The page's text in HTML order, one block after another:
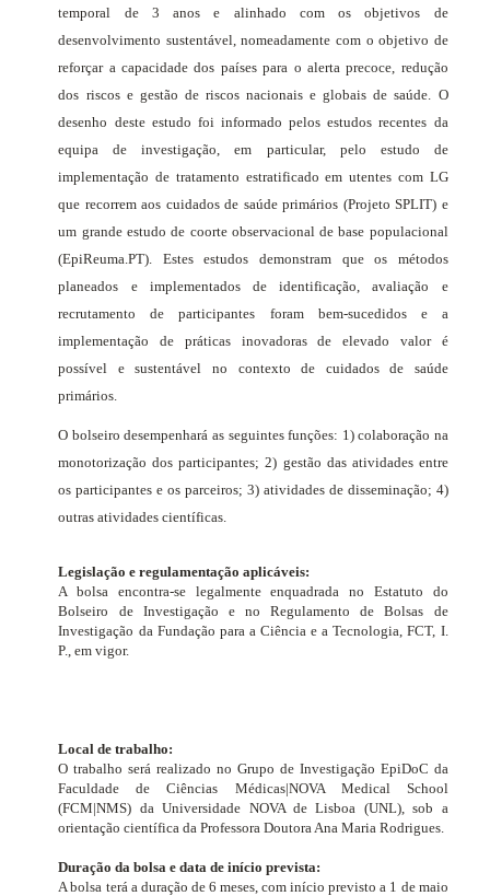
temporal de 3 anos e alinhado com os objetivos de
desenvolvimento sustentável, nomeadamente com o objetivo de
reforçar a capacidade dos países para o alerta precoce, redução
dos riscos e gestão de riscos nacionais e globais de saúde. O
desenho deste estudo foi informado pelos estudos recentes da
equipa de investigação, em particular, pelo estudo de
implementação de tratamento estratificado em utentes com LG
que recorrem aos cuidados de saúde primários (Projeto SPLIT) e
um grande estudo de coorte observacional de base populacional
(EpiReuma.PT). Estes estudos demonstram que os métodos
planeados e implementados de identificação, avaliação e
recrutamento de participantes foram bem-sucedidos e a
implementação de práticas inovadoras de elevado valor é
possível e sustentável no contexto de cuidados de saúde
primários.
O bolseiro desempenhará as seguintes funções: 1) colaboração na
monotorização dos participantes; 2) gestão das atividades entre
os participantes e os parceiros; 3) atividades de disseminação; 4)
outras atividades científicas.
Legislação e regulamentação aplicáveis:
A bolsa encontra-se legalmente enquadrada no Estatuto do
Bolseiro de Investigação e no Regulamento de Bolsas de
Investigação da Fundação para a Ciência e a Tecnologia, FCT, I.
P., em vigor.
Local de trabalho:
O trabalho será realizado no Grupo de Investigação EpiDoC da
Faculdade de Ciências Médicas|NOVA Medical School
(FCM|NMS) da Universidade NOVA de Lisboa (UNL), sob a
orientação científica da Professora Doutora Ana Maria Rodrigues.
Duração da bolsa e data de início prevista:
A bolsa terá a duração de 6 meses, com início previsto a 1 de maio